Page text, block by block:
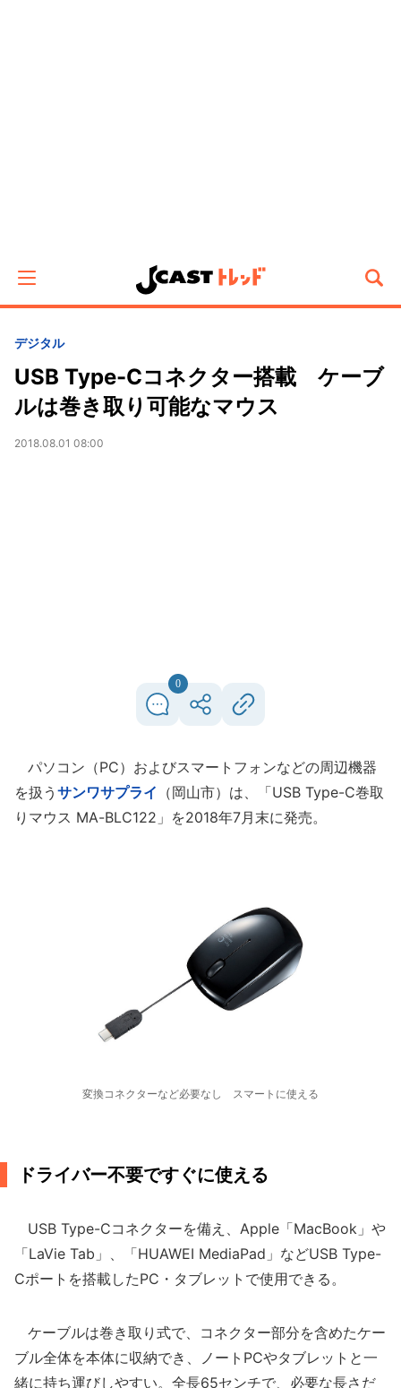
デジタル
USB Type-Cコネクター搭載 ケーブ
ルは巻き取り可能なマウス
2018.08.01 08:00
0
パソコン（PC）およびスマートフォンなどの周辺機器
を扱う サンワサプライ （岡山市）は、「USB Type-C巻取
りマウス MA-BLC122」を2018年7月末に発売。
変換コネクターなど必要なし スマートに使える
ドライバー不要ですぐに使える
USB Type-Cコネクターを備え、Apple「MacBook」や
「LaVie Tab」、「HUAWEI MediaPad」などUSB Type-
Cポートを搭載したPC・タブレットで使用できる。
ケーブルは巻き取り式で、コネクター部分を含めたケー
ブル全体を本体に収納でき、ノートPCやタブレットと一
緒に持ち運びしやすい。全長65センチで、必要な長さだ